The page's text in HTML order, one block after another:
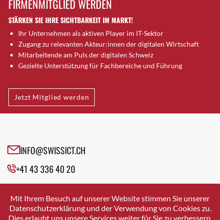
Brütten
Bubendorf
Bubikon
Buchs (SG)
Burgdorf
Bülach
Cazis
Cham
Davos Platz
Davos Platz 1
Dietikon
Dietlikon
FIRMENMITGLIED WERDEN
STÄRKEN SIE IHRE SICHTBARKEIT IM MARKT!
Ihr Unternehmen als aktiven Player im IT-Sektor
Zugang zu relevanten Akteur:innen der digitalen Wirtschaft
Mitarbeitende am Puls der digitalen Schweiz
Gezielte Unterstützung für Fachbereiche und Führung
Jetzt Mitglied werden
INFO@SWISSICT.CH
+41 43 336 40 20
SWISSICT
VULKANSTRASSE 120
8048 ZURICH
Mit Ihrem Besuch auf unserer Website stimmen Sie unserer
Datenschutzerklärung und der Verwendung von Cookies zu.
Dies erlaubt uns unsere Services weiter für Sie zu verbessern.